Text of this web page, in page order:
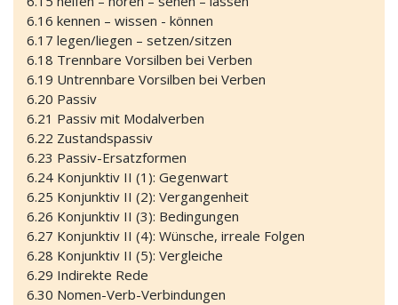
6.16 kennen – wissen - können
6.17 legen/liegen – setzen/sitzen
6.18 Trennbare Vorsilben bei Verben
6.19 Untrennbare Vorsilben bei Verben
6.20 Passiv
6.21 Passiv mit Modalverben
6.22 Zustandspassiv
6.23 Passiv-Ersatzformen
6.24 Konjunktiv II (1): Gegenwart
6.25 Konjunktiv II (2): Vergangenheit
6.26 Konjunktiv II (3): Bedingungen
6.27 Konjunktiv II (4): Wünsche, irreale Folgen
6.28 Konjunktiv II (5): Vergleiche
6.29 Indirekte Rede
6.30 Nomen-Verb-Verbindungen